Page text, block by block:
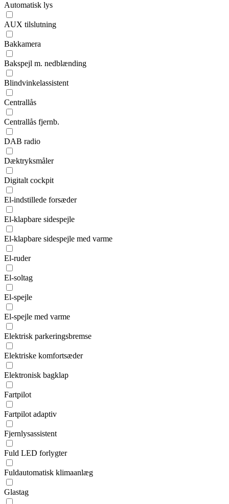
Automatisk lys
AUX tilslutning
Bakkamera
Bakspejl m. nedblænding
Blindvinkelassistent
Centrallås
Centrallås fjernb.
DAB radio
Dæktryksmåler
Digitalt cockpit
El-indstillede forsæder
El-klapbare sidespejle
El-klapbare sidespejle med varme
El-ruder
El-soltag
El-spejle
El-spejle med varme
Elektrisk parkeringsbremse
Elektriske komfortsæder
Elektronisk bagklap
Fartpilot
Fartpilot adaptiv
Fjernlysassistent
Fuld LED forlygter
Fuldautomatisk klimaanlæg
Glastag